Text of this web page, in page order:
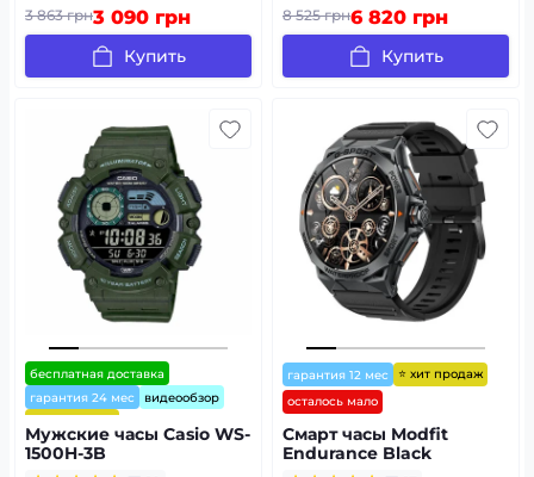
3 863 грн3 090 грн
Купить
Япония.
8 525 грн6 820 грн
Купить
бесплатная доставка
гарантия 24 мес
видеообзор
⭐ хит продаж
Мужские часы Casio WS-
1500H-3B
гарантия 12 мес
⭐ хит продаж
осталось мало
Смарт часы Modfit
Endurance Black